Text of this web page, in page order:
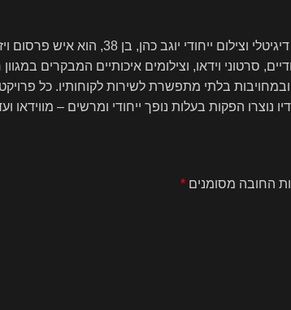
סרטוני וידאו, וצילומים איכותיים המבקרים
בלתי מתפשרת לשירות לקוחותיו. כל
נוצרו הפקות בעלות נופך ייחודי ומרשים –
החובה מסומנים *